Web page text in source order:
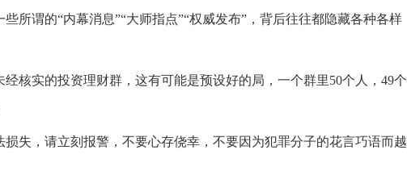
所谓的“内幕消息”“大师指点”“权威发布”，背后往往都隐藏各种各样
核实的投资理财群，这有可能是预设好的局，一个群里50个人，49个
损失，请立刻报警，不要心存侥幸，不要因为犯罪分子的花言巧语而越